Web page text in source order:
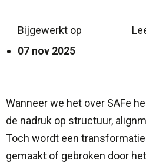
Bijgewerkt op
07 nov 2025
Wanneer we het over SAFe
de nadruk op structuur,
Toch wordt een
gemaakt of gebroken door